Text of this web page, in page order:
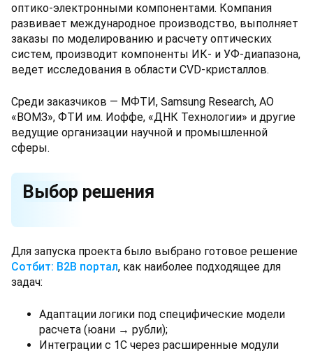
оптико-электронными компонентами. Компания
развивает международное производство, выполняет
заказы по моделированию и расчету оптических
систем, производит компоненты ИК- и УФ-диапазона,
ведет исследования в области CVD-кристаллов.
Среди заказчиков — МФТИ, Samsung Research, АО
«ВОМЗ», ФТИ им. Иоффе, «ДНК Технологии» и другие
ведущие организации научной и промышленной
сферы.
Выбор решения
Для запуска проекта было выбрано готовое решение
Сотбит: B2B портал, как наиболее подходящее для
задач:
Адаптации логики под специфические модели
расчета (юани → рубли);
Интеграции с 1С через расширенные модули